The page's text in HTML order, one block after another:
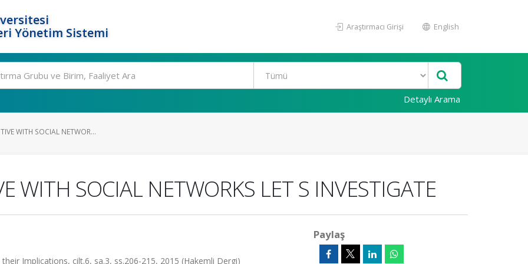
Yönetim Sistemi
Araştırmacı Girişi English
Detaylı Arama
WITH SOCIAL NETWOR...
WITH SOCIAL NETWORKS LET S INVESTIGATE
Implications, cilt.6, sa.3, ss.206-215, 2015 (Hakemli Dergi)
Paylaş